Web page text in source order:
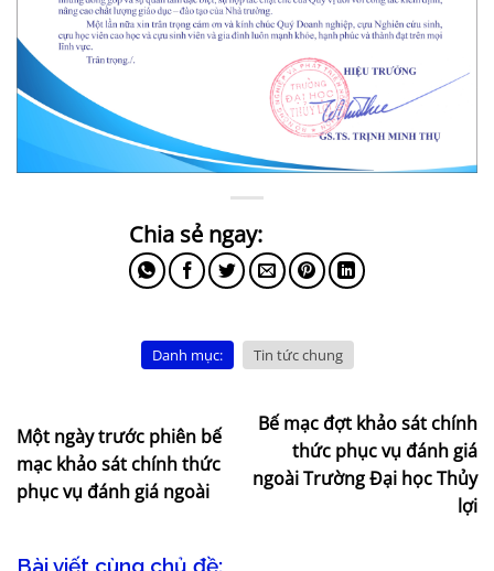
Danh mục: Tin tức chung
Một ngày trước phiên bế
mạc khảo sát chính thức
phục vụ đánh giá ngoài
Bế mạc đợt khảo sát chính
thức phục vụ đánh giá
ngoài Trường Đại học Thủy
lợi
Bài viết cùng chủ đề: